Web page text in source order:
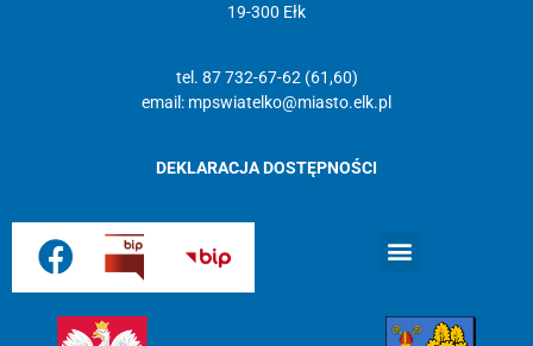
19-300 Ełk
tel. 87 732-67-62 (61,60)
email: mpswiatelko@miasto.elk.pl
DEKLARACJA DOSTĘPNOŚCI